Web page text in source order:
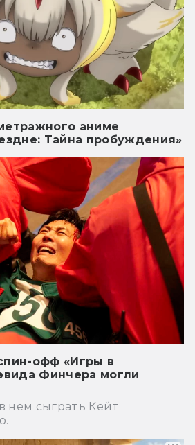
аниме
Тайна пробуждения»
офф «Игры в
Финчера могли
нем сыграть Кейт